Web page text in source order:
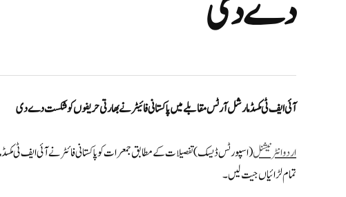
دے دی
آئی ایف ٹی مکسڈ مارشل آرٹس مقابلے میں پاکستانی فائیٹر نے بھارتی حریفوں کوشکست دے دی
اردوانٹرنیشنل(اسپورٹس ڈیسک) تفصیلات کے مطابق جمعرات کو پاکستانی فائٹر نے آئی ایف ٹی
تمام لڑائیاں جیت لیں۔